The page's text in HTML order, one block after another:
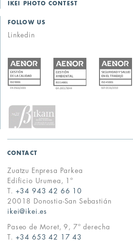
IKEI PHOTO CONTEST
FOLLOW US
Linkedin
CONTACT
Zuatzu Enpresa Parkea
Edificio Urumea, 1º
T.
+34 943 42 66 10
20018 Donostia-San Sebastián
ikei@ikei.es
Paseo de Moret, 9, 7º derecha
T.
+34 653 42 17 43